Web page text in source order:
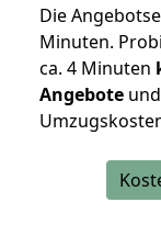
Die
Minuten.
ca. 4 Minuten
Angebote